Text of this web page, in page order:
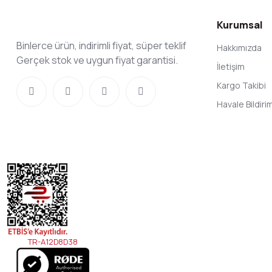
Binlerce ürün, indirimli fiyat, süper teklif
Gerçek stok ve uygun fiyat garantisi.
Kurumsal
Hakkımızda
İletişim
Kargo Takibi
Havale
TR-A12D8D38